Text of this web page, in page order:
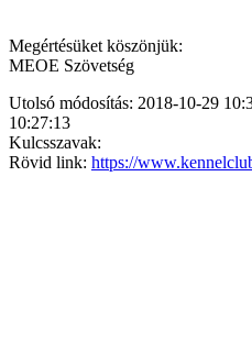
Megértésüket köszönjük:
MEOE Szövetség
Utolsó módosítás: 2018-10-29
10:27:13
Kulcsszavak:
Rövid link: https://